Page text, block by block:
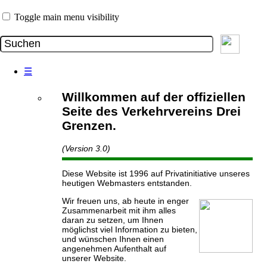
Toggle main menu visibility
☰
Willkommen auf der offiziellen
Seite des Verkehrvereins Drei
Grenzen.
(Version 3.0)
Diese Website ist 1996 auf Privatinitiative unseres
heutigen Webmasters entstanden.
Wir freuen uns, ab heute in enger
Zusammenarbeit mit ihm alles
daran zu setzen, um Ihnen
möglichst viel Information zu bieten,
und wünschen Ihnen einen
angenehmen Aufenthalt auf
unserer Website.